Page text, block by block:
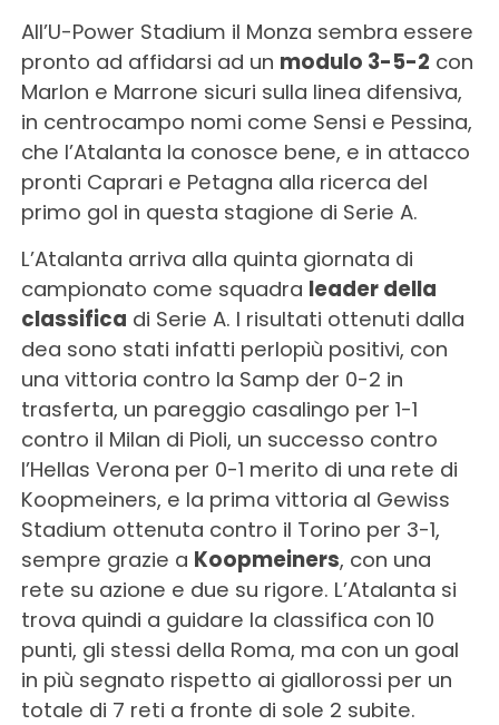
All’U-Power Stadium il Monza sembra essere
pronto ad affidarsi ad un modulo 3-5-2 con
Marlon e Marrone sicuri sulla linea difensiva,
in centrocampo nomi come Sensi e Pessina,
che l’Atalanta la conosce bene, e in attacco
pronti Caprari e Petagna alla ricerca del
primo gol in questa stagione di Serie A.
L’Atalanta arriva alla quinta giornata di
campionato come squadra leader della
classifica di Serie A. I risultati ottenuti dalla
dea sono stati infatti perlopiù positivi, con
una vittoria contro la Samp der 0-2 in
trasferta, un pareggio casalingo per 1-1
contro il Milan di Pioli, un successo contro
l’Hellas Verona per 0-1 merito di una rete di
Koopmeiners, e la prima vittoria al Gewiss
Stadium ottenuta contro il Torino per 3-1,
sempre grazie a Koopmeiners, con una
rete su azione e due su rigore. L’Atalanta si
trova quindi a guidare la classifica con 10
punti, gli stessi della Roma, ma con un goal
in più segnato rispetto ai giallorossi per un
totale di 7 reti a fronte di sole 2 subite.